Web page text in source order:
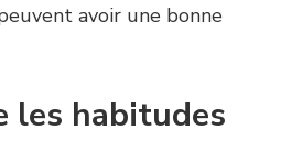
avoir une bonne
les habitudes